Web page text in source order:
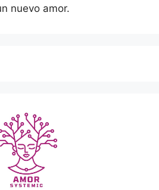
nuevo amor.